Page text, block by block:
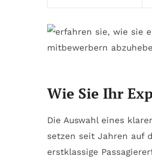
Wie Sie Ihr
Die Auswahl eines
setzen seit Jahren auf
erstklassige